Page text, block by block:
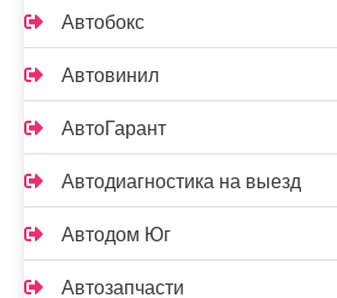
Автобокс
Автовинил
АвтоГарант
Автодиагностика на выезд
Автодом Юг
Автозапчасти